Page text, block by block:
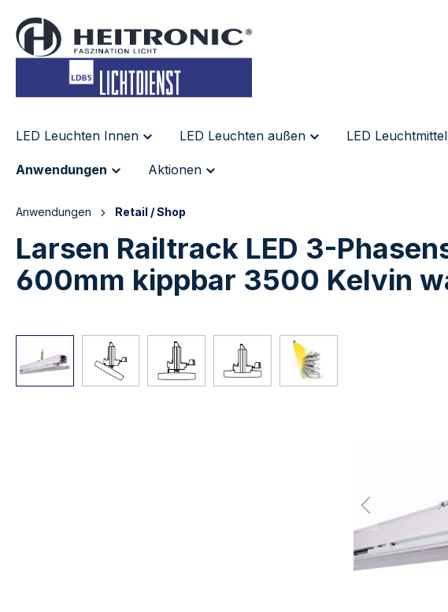
springen
LED Leuchten Innen LED Leuchten außen LED Leuchtmittel
Anwendungen Aktionen
Anwendungen Retail / Shop
Larsen Railtrack LED 3-
600mm kippbar 3500 Kelvin